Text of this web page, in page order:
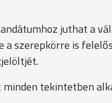
juthat a
szerepkörre is
tekintetben